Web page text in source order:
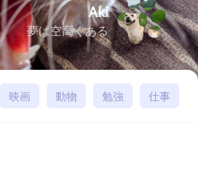
Aki
夢は空高くある
映画 動物 勉強 仕事